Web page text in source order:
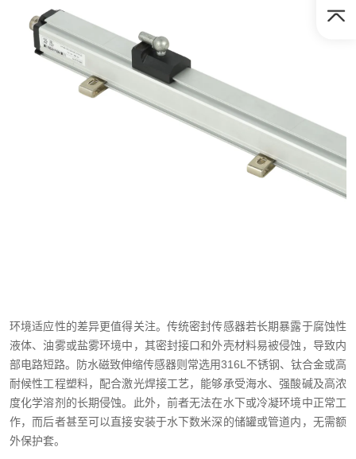
环境适应性的差异更值得关注。传统密封传感器若长期暴露于腐蚀性
液体、油雾或盐雾环境中，其密封接口和外壳材料易被侵蚀，导致内
部电路短路。防水磁致伸缩传感器则常选用316L不锈钢、钛合金或高
耐候性工程塑料，配合激光焊接工艺，能够承受海水、强酸碱及高浓
度化学溶剂的长期侵蚀。此外，前者无法在水下或冷凝环境中正常工
作，而后者甚至可以直接安装于水下数米深的储罐或管道内，无需额
外保护套。